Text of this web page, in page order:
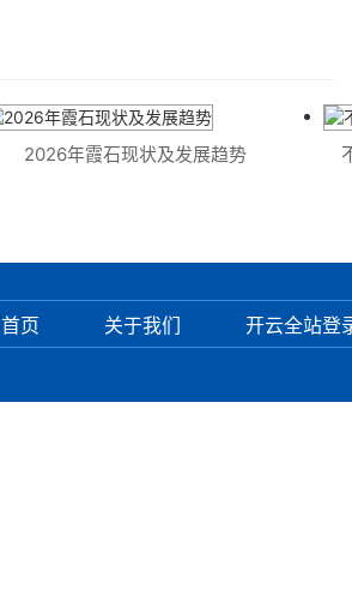
2026年霞石现状及发展趋势
首页 关于我们 开云全站登